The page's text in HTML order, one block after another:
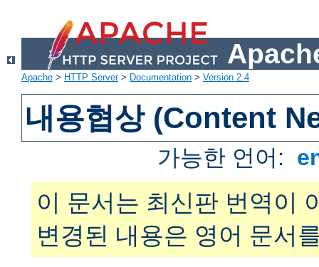
Apache > HTTP Server> Documentation > Version 2.4
내용협상 (Content
가능한 언어:
이 문서는 최신판 번역이
변경된 내용은 영어 문서